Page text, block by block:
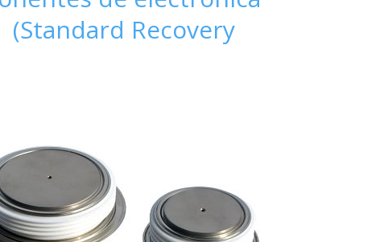
Recovery